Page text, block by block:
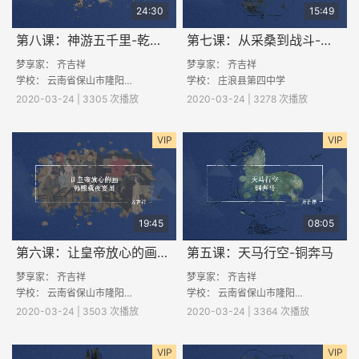
24:30
第八课：神游五千里-乾隆南巡图
梦享家： 齐吉祥
学校： 云南省保山市隆阳区丙麻中学
2020-03-24 | 3305 次播放
15:49
第七课：从采桑到战斗-水陆攻战铜壶
梦享家： 齐吉祥
学校： 庄浪县第四中学
2020-03-24 | 3278 次播放
VIP
19:45
第六课：让皇帝放心的画-韩熙载夜宴图
梦享家： 齐吉祥
学校： 云南省保山市隆阳区河图中学
2020-03-24 | 3503 次播放
VIP
08:05
第五课：天马行空-铜奔马
梦享家： 齐吉祥
学校： 云南省保山市隆阳区第四中学
2020-03-24 | 3364 次播放
VIP VIP